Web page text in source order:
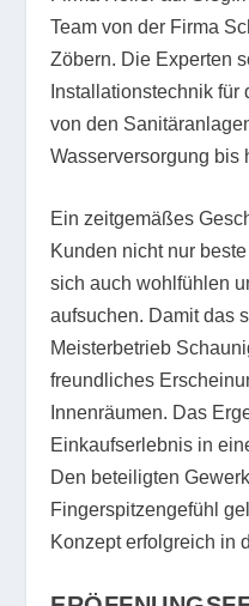
Team von der Firma
Zöbern. Die Experten
Installationstechnik
von den
Wasserversorgung bis
Ein zeitgemäßes
Kunden nicht nur
sich auch wohlfühlen
aufsuchen. Damit das
Meisterbetrieb
freundliches
Innenräumen. Das
Einkaufserlebnis in
Den beteiligten
Fingerspitzengefühl
Konzept erfolgreich in